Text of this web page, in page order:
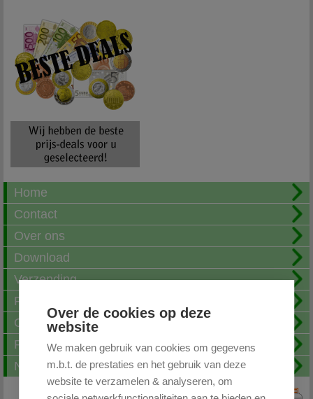
Over de cookies op deze
website
We maken gebruik van cookies om gegevens
m.b.t. de prestaties en het gebruik van deze
website te verzamelen & analyseren, om
Home
Contact
Over ons
Download
Verzending
Fotoalbum
Openingstijden
FAQ
Nieuwsbrief